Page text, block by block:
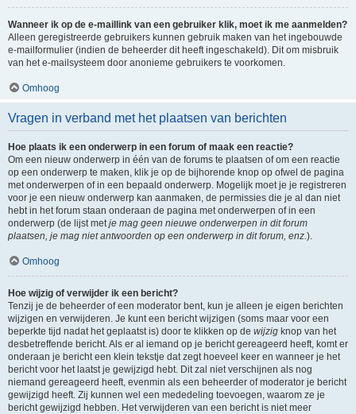
Wanneer ik op de e-maillink van een gebruiker klik, moet ik me aanmelden?
Alleen geregistreerde gebruikers kunnen gebruik maken van het ingebouwde
e-mailformulier (indien de beheerder dit heeft ingeschakeld). Dit om misbruik
van het e-mailsysteem door anonieme gebruikers te voorkomen.
Omhoog
Vragen in verband met het plaatsen van berichten
Hoe plaats ik een onderwerp in een forum of maak een reactie?
Om een nieuw onderwerp in één van de forums te plaatsen of om een reactie
op een onderwerp te maken, klik je op de bijhorende knop op ofwel de pagina
met onderwerpen of in een bepaald onderwerp. Mogelijk moet je je registreren
voor je een nieuw onderwerp kan aanmaken, de permissies die je al dan niet
hebt in het forum staan onderaan de pagina met onderwerpen of in een
onderwerp (de lijst metje mag geen nieuwe onderwerpen in dit forum
plaatsen, je mag niet antwoorden op een onderwerp in dit forum, enz.).
Omhoog
Hoe wijzig of verwijder ik een bericht?
Tenzij je de beheerder of een moderator bent, kun je alleen je eigen berichten
wijzigen en verwijderen. Je kunt een bericht wijzigen (soms maar voor een
beperkte tijd nadat het geplaatst is) door te klikken op de wijzig knop van het
desbetreffende bericht. Als er al iemand op je bericht gereageerd heeft, komt er
onderaan je bericht een klein tekstje dat zegt hoeveel keer en wanneer je het
bericht voor het laatst je gewijzigd hebt. Dit zal niet verschijnen als nog
niemand gereageerd heeft, evenmin als een beheerder of moderator je bericht
gewijzigd heeft. Zij kunnen wel een mededeling toevoegen, waarom ze je
bericht gewijzigd hebben. Het verwijderen van een bericht is niet meer